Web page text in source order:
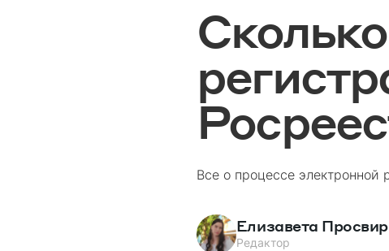
Все о процессе электронной
Елизавета
Редактор